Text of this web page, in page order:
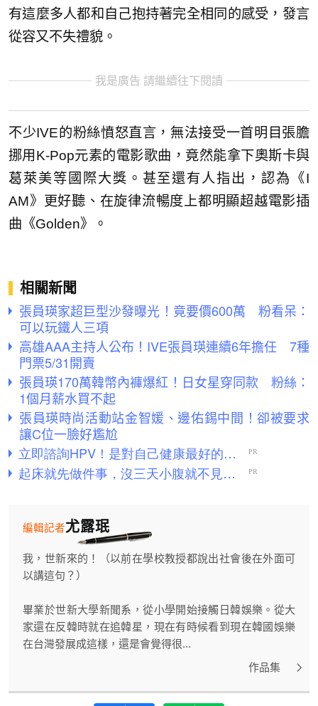
有這麼多人都和自己抱持著完全相同的感受，發言
從容又不失禮貌。
我是廣告 請繼續往下閱讀
不少IVE的粉絲憤怒直言，無法接受一首明目張膽
挪用K-Pop元素的電影歌曲，竟然能拿下奧斯卡與
葛萊美等國際大獎。甚至還有人指出，認為《I
AM》更好聽、在旋律流暢度上都明顯超越電影插
曲《Golden》。
相關新聞
張員瑛家超巨型沙發曝光！竟要價600萬 粉看呆：
可以玩鐵人三項
高雄AAA主持人公布！IVE張員瑛連續6年擔任 7種
門票5/31開賣
張員瑛170萬韓幣內褲爆紅！日女星穿同款 粉絲：
1個月薪水買不起
張員瑛時尚活動站金智媛、邊佑錫中間！卻被要求
讓C位一臉好尷尬
尤露珉
編輯記者
我，世新來的！（以前在學校教授都說出社會後在外面可
以講這句？）
畢業於世新大學新聞系，從小學開始接觸日韓娛樂。從大
家還在反韓時就在追韓星，現在有時候看到現在韓國娛樂
在台灣發展成這樣，還是會覺得很...
作品集